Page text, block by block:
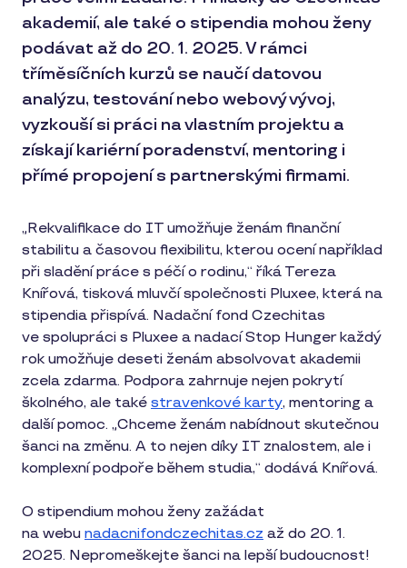
akademií, ale také o stipendia mohou ženy
podávat až do 20. 1. 2025. V rámci
tříměsíčních kurzů se naučí datovou
analýzu, testování nebo webový vývoj,
vyzkouší si práci na vlastním projektu a
získají kariérní poradenství, mentoring i
přímé propojení s partnerskými firmami.
„Rekvalifikace do IT umožňuje ženám finanční
stabilitu a časovou flexibilitu, kterou ocení například
při sladění práce s péčí o rodinu,“ říká Tereza
Knířová, tisková mluvčí společnosti Pluxee, která na
stipendia přispívá. Nadační fond Czechitas
ve spolupráci s Pluxee a nadací Stop Hunger každý
rok umožňuje deseti ženám absolvovat akademii
zcela zdarma. Podpora zahrnuje nejen pokrytí
školného, ale také stravenkové karty, mentoring a
další pomoc. „Chceme ženám nabídnout skutečnou
šanci na změnu. A to nejen díky IT znalostem, ale i
komplexní podpoře během studia,“ dodává Knířová.
O stipendium mohou ženy zažádat
na webu nadacnifondczechitas.cz až do 20. 1.
2025. Nepromeškejte šanci na lepší budoucnost!